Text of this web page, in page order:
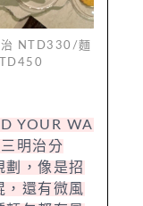
治 NTD330/麵
YOUR WA
明治分
劃，像是招
，還有微風